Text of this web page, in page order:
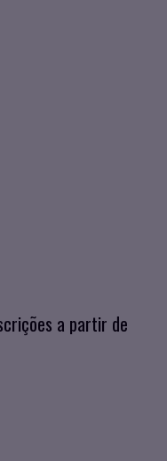
a partir de